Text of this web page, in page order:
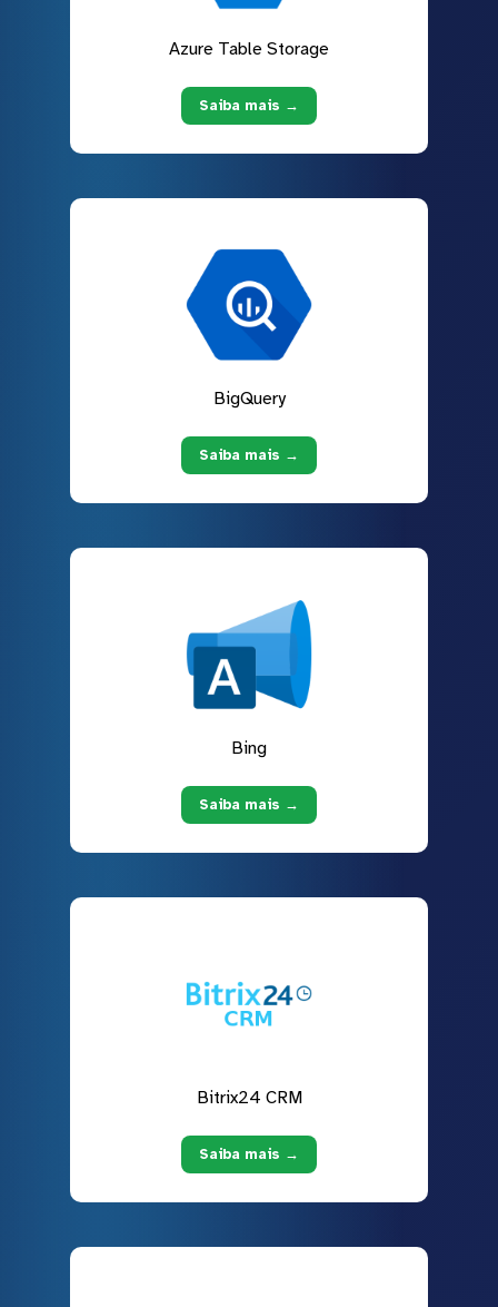
Azure Table Storage
Saiba mais →
BigQuery
Saiba mais →
Bing
Saiba mais →
Bitrix24 CRM
Saiba mais →